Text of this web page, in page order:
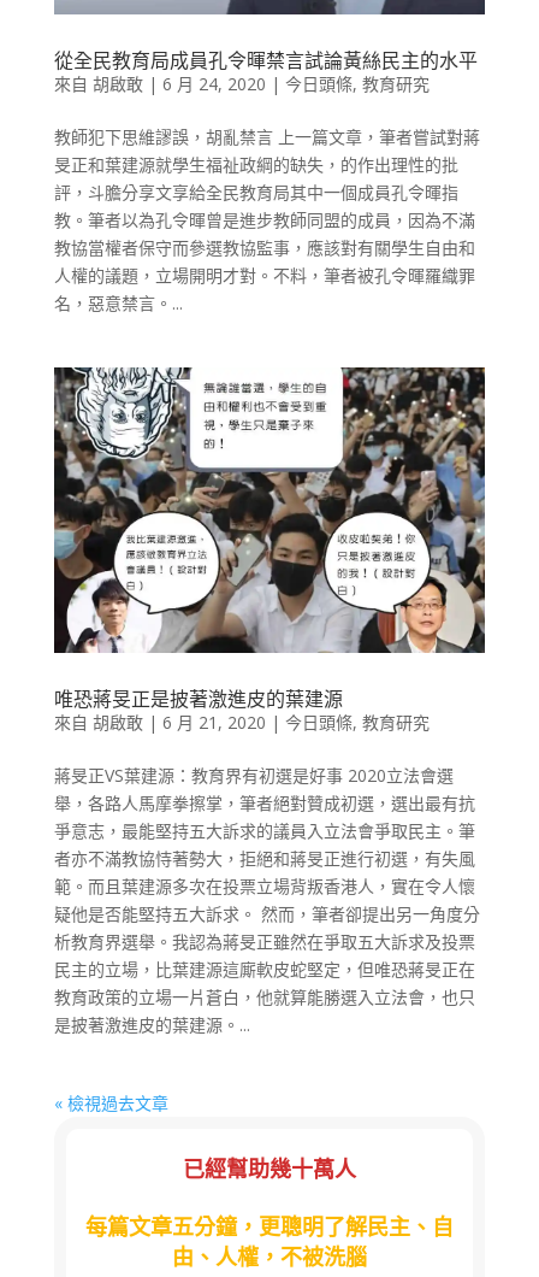
從全民教育局成員孔令暉禁言試論黃絲民主的水平
來自 胡啟敢| 6 月 24, 2020 | 今日頭條, 教育研究
教師犯下思維謬誤，胡亂禁言 上一篇文章，筆者嘗試對蔣
旻正和葉建源就學生福祉政綱的缺失，的作出理性的批
評，斗膽分享文享給全民教育局其中一個成員孔令暉指
教。筆者以為孔令暉曾是進步教師同盟的成員，因為不滿
教協當權者保守而參選教協監事，應該對有關學生自由和
人權的議題，立場開明才對。不料，筆者被孔令暉羅織罪
名，惡意禁言。...
唯恐蔣旻正是披著激進皮的葉建源
來自 胡啟敢| 6 月 21, 2020 | 今日頭條, 教育研究
蔣旻正VS葉建源：教育界有初選是好事 2020立法會選
舉，各路人馬摩拳擦掌，筆者絕對贊成初選，選出最有抗
爭意志，最能堅持五大訴求的議員入立法會爭取民主。筆
者亦不滿教協恃著勢大，拒絕和蔣旻正進行初選，有失風
範。而且葉建源多次在投票立場背叛香港人，實在令人懷
疑他是否能堅持五大訴求。 然而，筆者卻提出另一角度分
析教育界選舉。我認為蔣旻正雖然在爭取五大訴求及投票
民主的立場，比葉建源這廝軟皮蛇堅定，但唯恐蔣旻正在
教育政策的立場一片蒼白，他就算能勝選入立法會，也只
是披著激進皮的葉建源。...
« 檢視過去文章
已經幫助幾十萬人
每篇文章五分鐘，更聰明了解民主、自
由、人權，不被洗腦